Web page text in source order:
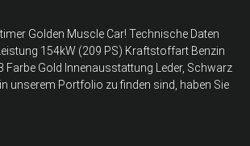
Golden Muscle Car! Technische Daten
154kW (209 PS) Kraftstoffart Benzin
Gold Innenausstattung Leder, Schwarz
unserem Portfolio zu finden sind, haben Sie